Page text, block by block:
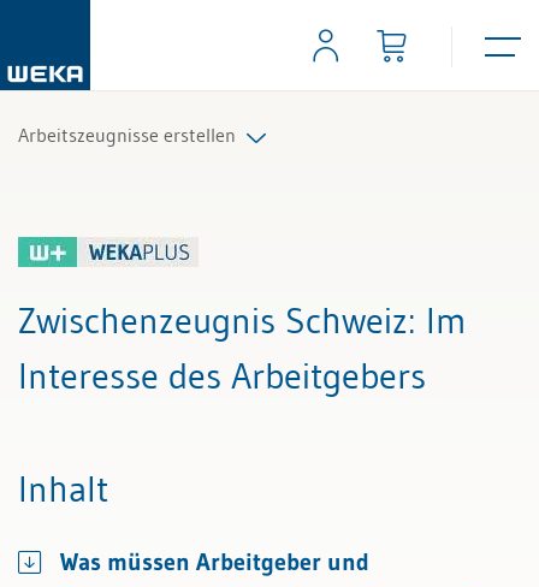
Arbeitszeugnisse erstellen
Zwischenzeugnis Schweiz: Im
Interesse des Arbeitgebers
Inhalt
Was müssen Arbeitgeber und